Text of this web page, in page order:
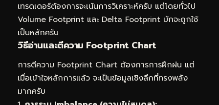
เทรดเดอร์ต้องการจะเน้นการวิเคราะห์ครับ แต่โดยทั่วไป
Volume Footprint และ Delta Footprint มักจะถูกใช้
เป็นหลักครับ
วิธีอ่านและตีความ Footprint Chart
การตีความ Footprint Chart ต้องการการฝึกฝน แต่
เมื่อเข้าใจหลักการแล้ว จะเป็นข้อมูลเชิงลึกที่ทรงพลัง
มากครับ